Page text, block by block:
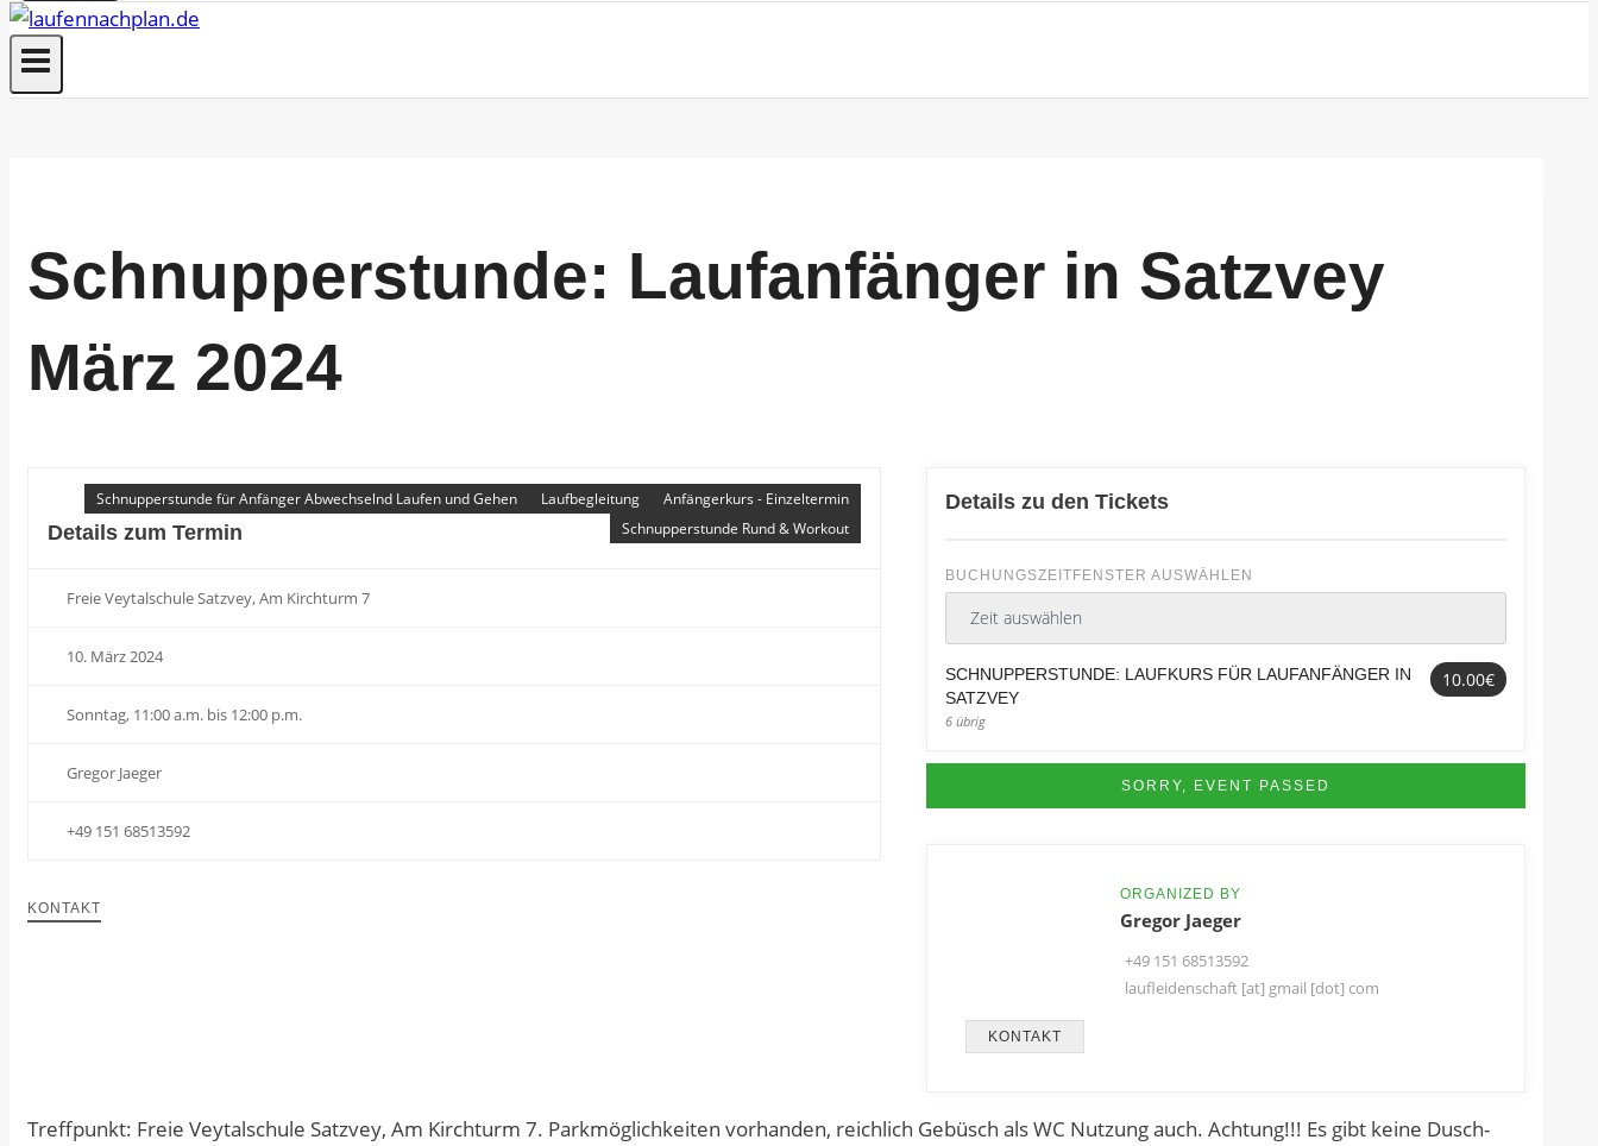
Schnupperstunde: Laufanfänger in Satzvey
März 2024
Anfängerkurs - Einzeltermin
Laufbegleitung
Schnupperstunde für Anfänger Abwechselnd Laufen und Gehen
Schnupperstunde Rund & Workout
Details zum Termin
Freie Veytalschule Satzvey, Am Kirchturm 7
10. März 2024
Sonntag, 11:00 a.m. bis 12:00 p.m.
Gregor Jaeger
+49 151 68513592
KONTAKT
Details zu den Tickets
BUCHUNGSZEITFENSTER AUSWÄHLEN
10.00€
SCHNUPPERSTUNDE: LAUFKURS FÜR LAUFANFÄNGER IN
SATZVEY
6 übrig
SORRY, EVENT PASSED
KONTAKT
ORGANIZED BY
Gregor Jaeger
+49 151 68513592
laufleidenschaft [at] gmail [dot] com
Treffpunkt: Freie Veytalschule Satzvey, Am Kirchturm 7. Parkmöglichkeiten vorhanden, reichlich Gebüsch als WC Nutzung auch. Achtung!!! Es gibt keine Dusch-